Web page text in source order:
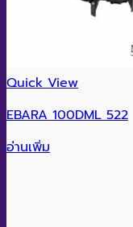
Quick View
EBARA 100DML 522
อ่านเพิ่ม